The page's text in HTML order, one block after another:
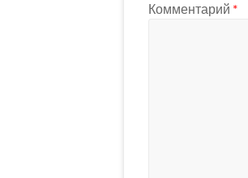
Комментарий *